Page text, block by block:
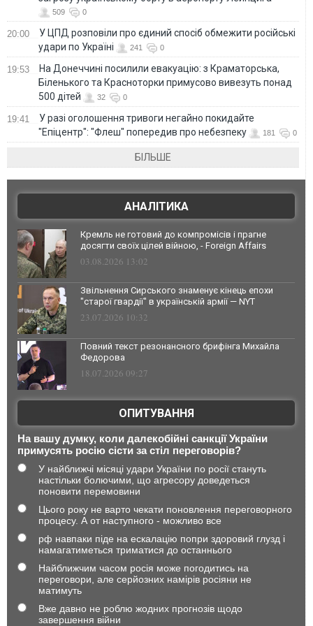
509 0
20:00
У ЦПД розповіли про єдиний спосіб обмежити російські
удари по Україні
241 0
19:53
На Донеччині посилили евакуацію: з Краматорська,
Біленького та Красноторки примусово вивезуть понад
500 дітей
32 0
19:41
У разі оголошення тривоги негайно покидайте
"Епіцентр": "Флеш" попередив про небезпеку
181 0
БІЛЬШЕ
АНАЛІТИКА
Кремль не готовий до компромісів і прагне
досягти своїх цілей війною, - Foreign Affairs
03.08.2026 13:02
Звільнення Сирського знаменує кінець епохи
"старої гвардії" в українській армії — NYT
23.07.2026 10:32
Повний текст резонансного брифінга Михайла
Федорова
18.07.2026 09:27
ОПИТУВАННЯ
На вашу думку, коли далекобійні санкції України
примусять росію сісти за стіл переговорів?
У найближчі місяці удари України по росії стануть
настільки болючими, що агресору доведеться
поновити перемовини
Цього року не варто чекати поновлення переговорного
процесу. А от наступного - можливо все
рф навпаки піде на ескалацію попри здоровий глузд і
намагатиметься триматися до останнього
Найближчим часом росія може погодитись на
переговори, але серйозних намірів росіяни не
матимуть
Вже давно не роблю жодних прогнозів щодо
завершення війни